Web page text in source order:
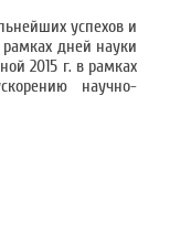
успехов и
дней науки
2015 г. в рамках
научно-